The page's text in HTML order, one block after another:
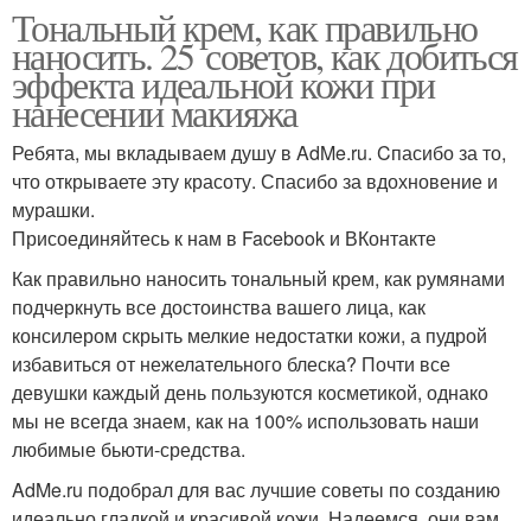
Тональный крем, как правильно
наносить. 25 советов, как добиться
эффекта идеальной кожи при
нанесении макияжа
Ребята, мы вкладываем душу в AdMe.ru. Cпасибо за то,
что открываете эту красоту. Спасибо за вдохновение и
мурашки.
Присоединяйтесь к нам в Facebook и ВКонтакте
Как правильно наносить тональный крем, как румянами
подчеркнуть все достоинства вашего лица, как
консилером скрыть мелкие недостатки кожи, а пудрой
избавиться от нежелательного блеска? Почти все
девушки каждый день пользуются косметикой, однако
мы не всегда знаем, как на 100% использовать наши
любимые бьюти-средства.
AdMe.ru подобрал для вас лучшие советы по созданию